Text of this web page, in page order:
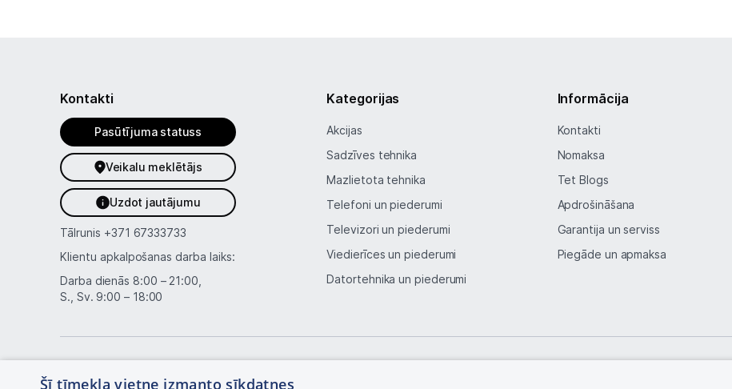
Kontakti
Pasūtījuma statuss
Veikalu meklētājs
Uzdot jautājumu
Tālrunis +371 67333733
Klientu apkalpošanas darba laiks:
Darba dienās 8:00 – 21:00,
S., Sv. 9:00 – 18:00
Kategorijas
Akcijas
Sadzīves tehnika
Mazlietota tehnika
Telefoni un piederumi
Televizori un piederumi
Viedierīces un piederumi
Datortehnika un piederumi
Informācija
Kontakti
Nomaksa
Tet Blogs
Apdrošināšana
Garantija un serviss
Piegāde un apmaksa
Šī tīmekļa vietne izmanto sīkdatnes